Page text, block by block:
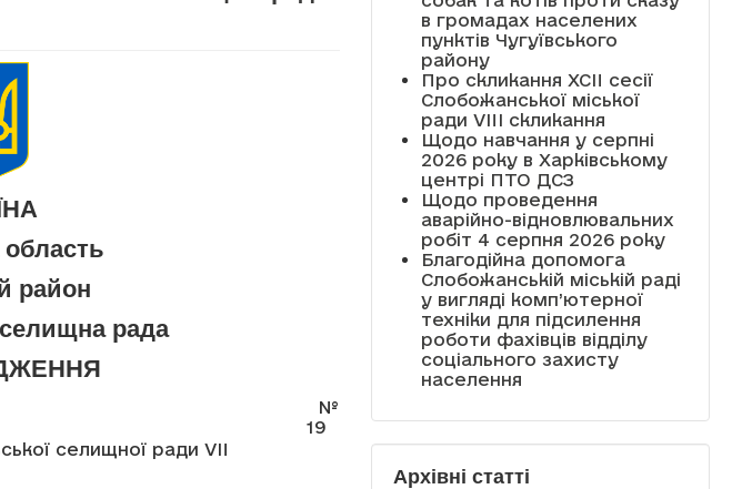
область
район
рада
№
19
селищної ради VII
в громадах населених
пунктів Чугуївського
району
Про скликання XCII сесії
Слобожанської міської
ради VIII скликання
Щодо навчання у серпні
2026 року в Харківському
центрі ПТО ДСЗ
Щодо проведення
аварійно-відновлювальних
робіт 4 серпня 2026 року
Благодійна допомога
Слобожанській міській раді
у вигляді комп’ютерної
техніки для підсилення
роботи фахівців відділу
соціального захисту
населення
Архівні статті